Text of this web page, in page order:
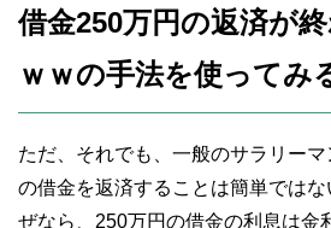
借金250万円の返済が
ｗｗの手法を使ってみ
ただ、それでも、一般のサラリー
の借金を返済することは簡単では
ぜなら、250万円の借金の利息は金